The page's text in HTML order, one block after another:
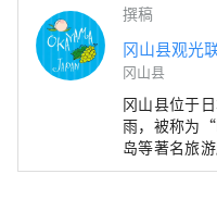
撰稿
冈山县观光
冈山县
冈山县位于
雨，被称为
岛等著名旅
由濑户通往四国的门户